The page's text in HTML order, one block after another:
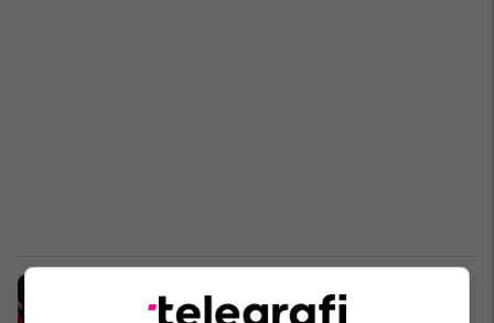
rinjtë nga Diaspora do të kryejnë